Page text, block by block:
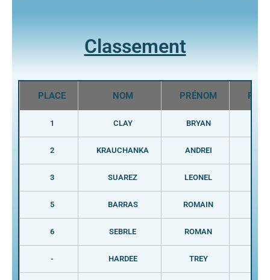
Classement
PLACE NOM PRÉNOM PAYS
1 CLAY BRYAN
2 KRAUCHANKA ANDREI
3 SUAREZ LEONEL
5 BARRAS ROMAIN
6 SEBRLE ROMAN
- HARDEE TREY